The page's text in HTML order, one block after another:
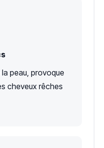
peau, provoque
cheveux rêches